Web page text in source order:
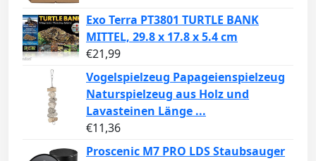
Exo Terra PT3801 TURTLE BANK
MITTEL, 29.8 x 17.8 x 5.4 cm
€21,99
Vogelspielzeug Papageienspielzeug
Naturspielzeug aus Holz und
Lavasteinen Länge ...
€11,36
Proscenic M7 PRO LDS Staubsauger